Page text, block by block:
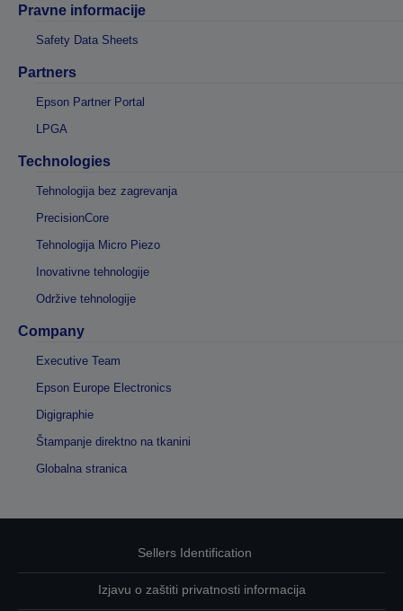
Pravne informacije
Safety Data Sheets
Partners
Epson Partner Portal
LPGA
Technologies
Tehnologija bez zagrevanja
PrecisionCore
Tehnologija Micro Piezo
Inovativne tehnologije
Održive tehnologije
Company
Executive Team
Epson Europe Electronics
Digigraphie
Štampanje direktno na tkanini
Globalna stranica
Sellers Identification
Izjavu o zaštiti privatnosti informacija